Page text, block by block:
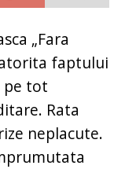
„Fara
faptului
pe tot
Rata
neplacute.